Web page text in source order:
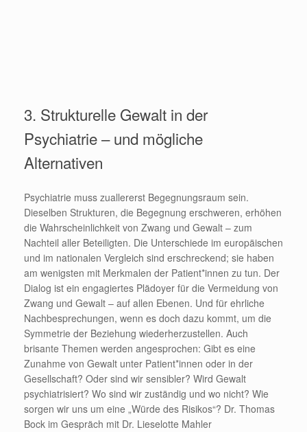
3. Strukturelle Gewalt in der
Psychiatrie – und mögliche
Alternativen
Psychiatrie muss zuallererst Begegnungsraum sein.
Dieselben Strukturen, die Begegnung erschweren, erhöhen
die Wahrscheinlichkeit von Zwang und Gewalt – zum
Nachteil aller Beteiligten. Die Unterschiede im europäischen
und im nationalen Vergleich sind erschreckend; sie haben
am wenigsten mit Merkmalen der Patient*innen zu tun. Der
Dialog ist ein engagiertes Plädoyer für die Vermeidung von
Zwang und Gewalt – auf allen Ebenen. Und für ehrliche
Nachbesprechungen, wenn es doch dazu kommt, um die
Symmetrie der Beziehung wiederherzustellen. Auch
brisante Themen werden angesprochen: Gibt es eine
Zunahme von Gewalt unter Patient*innen oder in der
Gesellschaft? Oder sind wir sensibler? Wird Gewalt
psychiatrisiert? Wo sind wir zuständig und wo nicht? Wie
sorgen wir uns um eine „Würde des Risikos“? Dr. Thomas
Bock im Gespräch mit Dr. Lieselotte Mahler